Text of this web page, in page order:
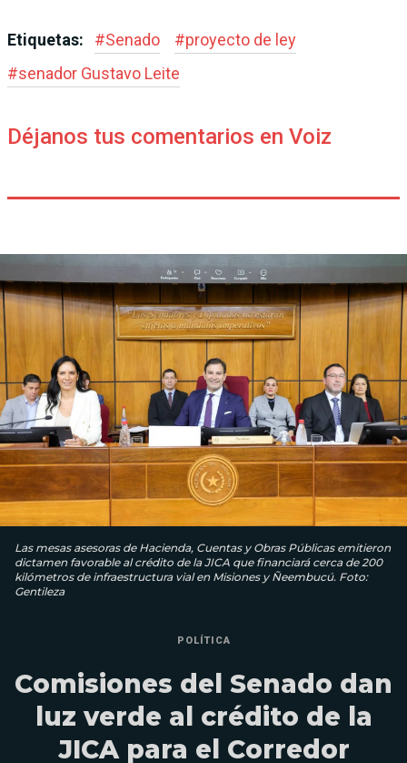
Etiquetas: #Senado #proyecto de ley
#senador Gustavo Leite
Déjanos tus comentarios en Voiz
Las mesas asesoras de Hacienda, Cuentas y Obras Públicas emitieron
dictamen favorable al crédito de la JICA que financiará cerca de 200
kilómetros de infraestructura vial en Misiones y Ñeembucú. Foto:
Gentileza
POLÍTICA
Comisiones del Senado dan
luz verde al crédito de la
JICA para el Corredor